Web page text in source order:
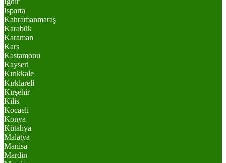
Isparta
Kahramanmaraş
Karabük
Karaman
Kars
Kastamonu
Kayseri
Kırıkkale
Kırklareli
Kırşehir
Kilis
Kocaeli
Konya
Kütahya
Malatya
Manisa
Mardin